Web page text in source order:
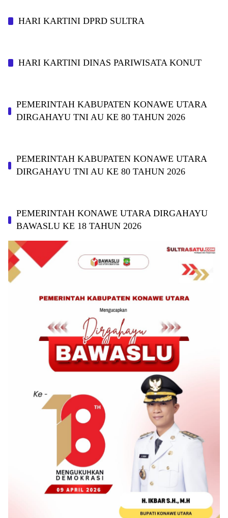
HARI KARTINI DPRD SULTRA
HARI KARTINI DINAS PARIWISATA KONUT
PEMERINTAH KABUPATEN KONAWE UTARA
DIRGAHAYU TNI AU KE 80 TAHUN 2026
PEMERINTAH KABUPATEN KONAWE UTARA
DIRGAHAYU TNI AU KE 80 TAHUN 2026
PEMERINTAH KONAWE UTARA DIRGAHAYU
BAWASLU KE 18 TAHUN 2026